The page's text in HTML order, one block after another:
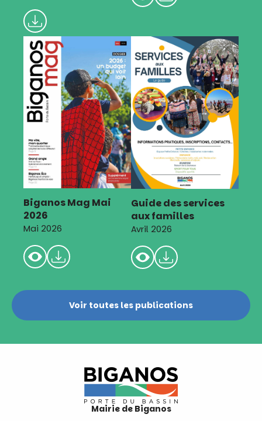
Biganos Mag Mai
2026
Mai 2026
Guide des services
aux familles
Avril 2026
Voir toutes les publications
Mairie de Biganos